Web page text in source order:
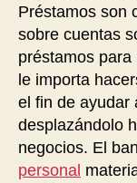
Préstamos son
sobre cuentas
préstamos
le importa
el fin de ayudar
desplazándolo
negocios. El
personal